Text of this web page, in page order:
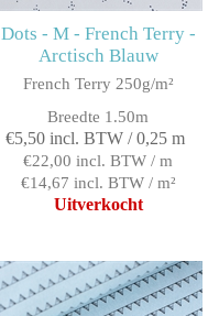
Dots - M - French Terry -
Arctisch Blauw
French Terry 250g/m²
Breedte 1.50m
€5,50 incl. BTW / 0,25 m
€22,00 incl. BTW / m
€14,67 incl. BTW / m²
Uitverkocht